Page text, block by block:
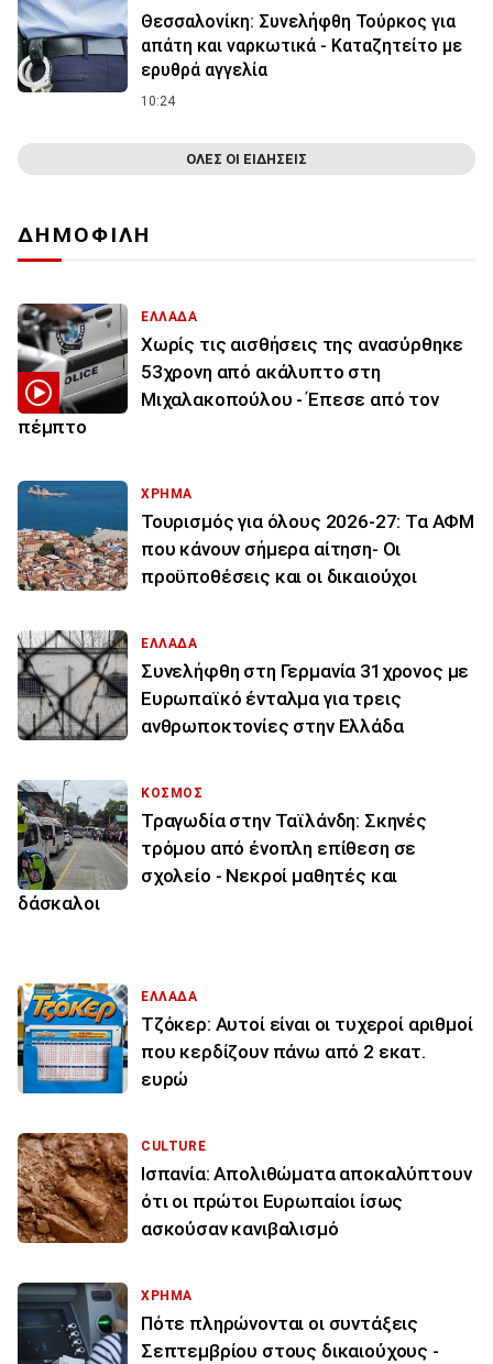
Θεσσαλονίκη: Συνελήφθη Τούρκος για
απάτη και ναρκωτικά - Καταζητείτο με
ερυθρά αγγελία
10:24
ΟΛΕΣ ΟΙ ΕΙΔΗΣΕΙΣ
ΔΗΜΟΦΙΛΗ
ΕΛΛΑΔΑ
Χωρίς τις αισθήσεις της ανασύρθηκε
53χρονη από ακάλυπτο στη
Μιχαλακοπούλου - Έπεσε από τον
πέμπτο
ΧΡΗΜΑ
Τουρισμός για όλους 2026-27: Τα ΑΦΜ
που κάνουν σήμερα αίτηση- Οι
προϋποθέσεις και οι δικαιούχοι
ΕΛΛΑΔΑ
Συνελήφθη στη Γερμανία 31χρονος με
Ευρωπαϊκό ένταλμα για τρεις
ανθρωποκτονίες στην Ελλάδα
ΚΟΣΜΟΣ
Τραγωδία στην Ταϊλάνδη: Σκηνές
τρόμου από ένοπλη επίθεση σε
σχολείο - Νεκροί μαθητές και
δάσκαλοι
ΕΛΛΑΔΑ
Τζόκερ: Αυτοί είναι οι τυχεροί αριθμοί
που κερδίζουν πάνω από 2 εκατ.
ευρώ
CULTURE
Ισπανία: Απολιθώματα αποκαλύπτουν
ότι οι πρώτοι Ευρωπαίοι ίσως
ασκούσαν κανιβαλισμό
ΧΡΗΜΑ
Πότε πληρώνονται οι συντάξεις
Σεπτεμβρίου στους δικαιούχους -